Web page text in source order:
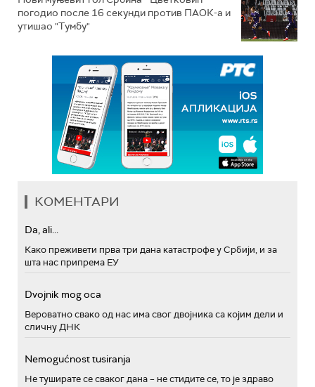
погодио после 16 секунди против ПАОК-а и
утишао "Тумбу"
КОМЕНТАРИ
Da, ali...
Како преживети прва три дана катастрофе у Србији, и за
шта нас припрема ЕУ
Dvojnik mog oca
Вероватно свако од нас има свог двојника са којим дели и
сличну ДНК
Nemogućnost tusiranja
Не туширате се сваког дана – не стидите се, то је здраво